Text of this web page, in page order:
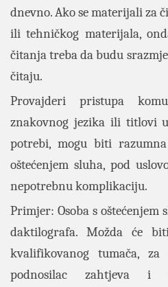
dnevno. Ako se materijali za
ili tehničkog materijala,
čitanja treba da budu
čitaju.
Provajderi pristupa
znakovnog jezika ili titlovi
potrebi, mogu biti
oštećenjem sluha, pod
nepotrebnu komplikaciju.
Primjer: Osoba s oštećenjem
daktilografa. Možda će
kvalifikovanog tumača,
podnosilac zahtjeva i